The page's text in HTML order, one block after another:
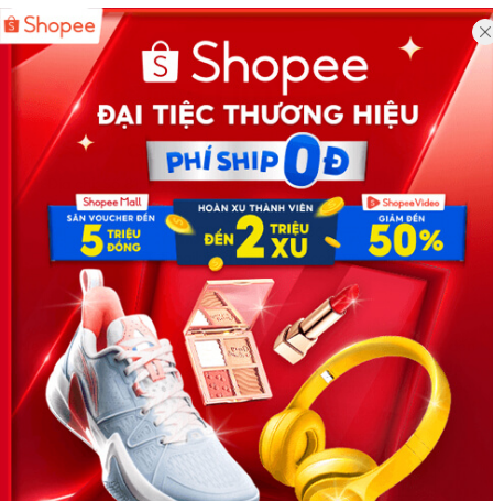
Công ty TNHH Eyeplus Online
Địa chỉ: Số 81, ngõ 68, đường Cầu Giấy, Tổ 05, Phường Quan
Hoa, Quận Cầu Giấy, TP Hà Nội, Việt Nam
SĐT: 0981 448 766
Email:
hotro@timviec.com.vn
VỀ CHÚNG TÔI
News.timviec.com.vn là website cung cấp thông tin liên quan đến
nhân sự, nghề nghiệp do Timviec.com.vn vận hành nhằm giúp
doanh nghiệp, nhân sự tuyển dụng, người đi làm, người tìm việc
cập nhật thông tin và đáp ứng được mong muốn của mình.
KẾT NỐI